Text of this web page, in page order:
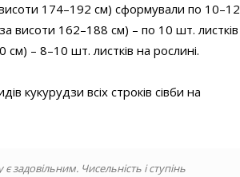
174–192 см) сформували по 10–12
висоти 162–188 см) – по 10 шт. листків
см) – 8–10 шт. листків на рослині.
кукурудзи всіх строків сівби на
задовільним. Чисельність і ступінь